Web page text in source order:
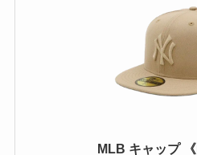
MLB キャップ